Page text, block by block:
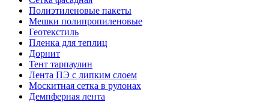
Полиэтиленовые пакеты
Мешки полипропиленовые
Геотекстиль
Пленка для теплиц
Дорнит
Тент тарпаулин
Лента ПЭ с липким слоем
Москитная сетка в рулонах
Демпферная лента